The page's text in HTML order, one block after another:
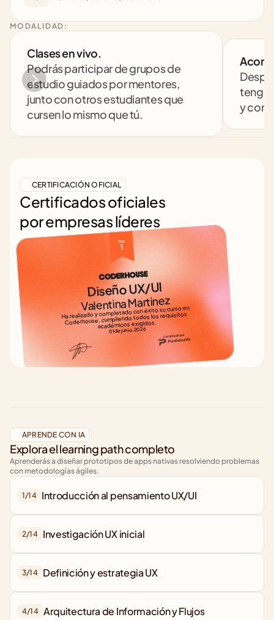
MODALIDAD:
Clases en vivo.
Podrás participar de grupos de
estudio guiados por mentores,
junto con otros estudiantes que
cursen lo mismo que tú.
y
CERTIFICACIÓN OFICIAL
Certificados oficiales
por empresas líderes
Top
1
Diseño UX/UI
Valentina Martinez
Ha realizado y completado con éxito su curso en
Coderhouse, cumpliendo todos los requisitos
académicos exigidos.
01 de junio, 2026
Certificado por
APRENDE CON IA
Explora el learning path completo
Aprenderás a diseñar prototipos de apps nativas resolviendo problemas
con metodologías ágiles.
1/14 Introducción al pensamiento UX/UI
2/14 Investigación UX inicial
3/14 Definición y estrategia UX
4/14 Arquitectura de Información y Flujos